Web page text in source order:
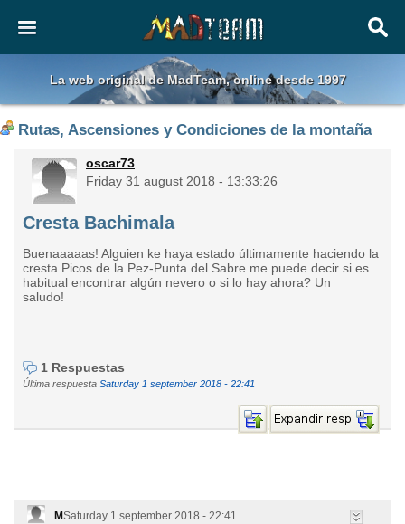
La web original de MadTeam, online desde 1997
Rutas, Ascensiones y Condiciones de la montaña
oscar73
Friday 31 august 2018 - 13:33:26
Cresta Bachimala
Buenaaaaas! Alguien ke haya estado últimamente haciendo la
cresta Picos de la Pez-Punta del Sabre me puede decir si es
habitual encontrar algún nevero o si lo hay ahora? Un
saludo!
1 Respuestas
Última respuesta Saturday 1 september 2018 - 22:41
MSaturday 1 september 2018 - 22:41